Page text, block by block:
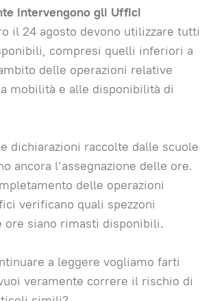
intervengono gli Uffici
il 24 agosto devono utilizzare tutti
compresi quelli inferiori a
delle operazioni relative
mobilità e alle disponibilità di
dichiarazioni raccolte dalle scuole
ancora l’assegnazione delle ore.
delle operazioni
verificano quali spezzoni
ore siano rimasti disponibili.
a leggere vogliamo farti
veramente correre il rischio di